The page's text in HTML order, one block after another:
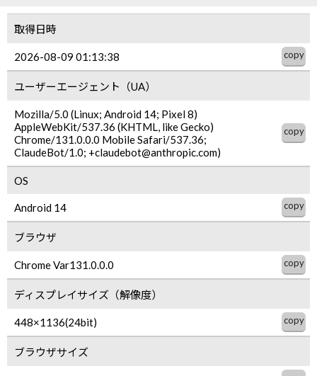
取得日時
2026-08-09 01:13:38
ユーザーエージェント（UA）
Mozilla/5.0 (Linux; Android 14; Pixel 8)
AppleWebKit/537.36 (KHTML, like Gecko)
Chrome/131.0.0.0 Mobile Safari/537.36;
ClaudeBot/1.0; +claudebot@anthropic.com)
OS
Android 14
ブラウザ
Chrome Var131.0.0.0
ディスプレイサイズ（解像度）
448×1136(24bit)
ブラウザサイズ